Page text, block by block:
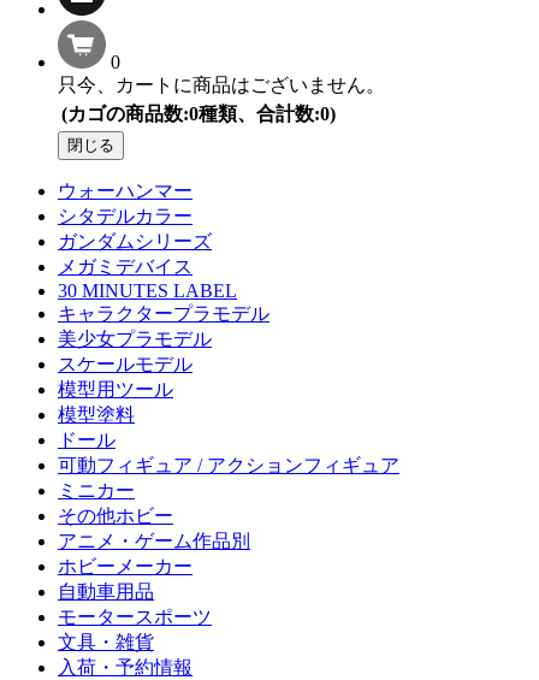
0
只今、カートに商品はございません。
(カゴの商品数:0種類、合計数:0)
閉じる
ウォーハンマー
シタデルカラー
ガンダムシリーズ
メガミデバイス
30 MINUTES LABEL
キャラクタープラモデル
美少女プラモデル
スケールモデル
模型用ツール
模型塗料
ドール
可動フィギュア / アクションフィギュア
ミニカー
その他ホビー
アニメ・ゲーム作品別
ホビーメーカー
自動車用品
モータースポーツ
文具・雑貨
入荷・予約情報